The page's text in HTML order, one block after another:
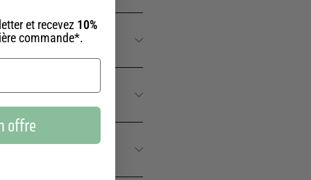
et recevez 10%
commande*.
offre